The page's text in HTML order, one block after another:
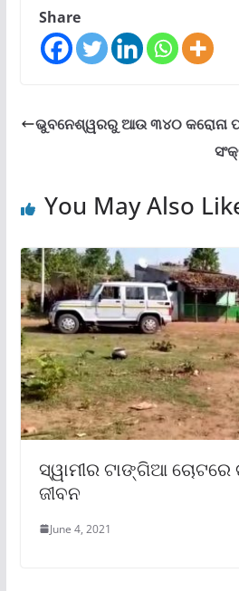
Share
ଭୁବନେଶ୍ୱରରୁ ଆଉ ୩୪୦ କରୋନା
You May Also
ସ୍ୱାମୀର ଟାଙ୍ଗିଆ ଚୋଟରେ
ଜୀବନ
June 4, 2021